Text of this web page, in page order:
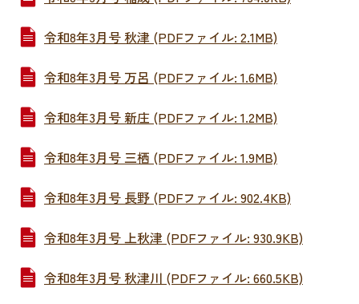
令和8年3月号 秋津 (PDFファイル: 2.1MB)
令和8年3月号 万呂 (PDFファイル: 1.6MB)
令和8年3月号 新庄 (PDFファイル: 1.2MB)
令和8年3月号 三栖 (PDFファイル: 1.9MB)
令和8年3月号 長野 (PDFファイル: 902.4KB)
令和8年3月号 上秋津 (PDFファイル: 930.9KB)
令和8年3月号 秋津川 (PDFファイル: 660.5KB)